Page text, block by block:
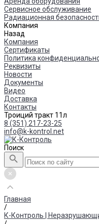
Сервисное обслуживание
Радиационная
Компания
Назад
Компания
Сертификаты
Политика
Реквизиты
Новости
Документы
Видео
Доставка
Контакты
Троиций тракт 11л
8 (351) 217-23-25
info@k-kontrol.net
Поиск
Главная
/
К-Контроль |